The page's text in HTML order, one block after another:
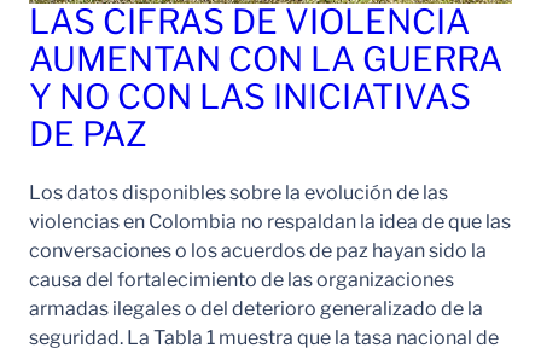
LAS CIFRAS DE VIOLENCIA
AUMENTAN CON LA GUERRA
Y NO CON LAS INICIATIVAS
DE PAZ
Los datos disponibles sobre la evolución de las
violencias en Colombia no respaldan la idea de que las
conversaciones o los acuerdos de paz hayan sido la
causa del fortalecimiento de las organizaciones
armadas ilegales o del deterioro generalizado de la
seguridad. La Tabla 1 muestra que la tasa nacional de